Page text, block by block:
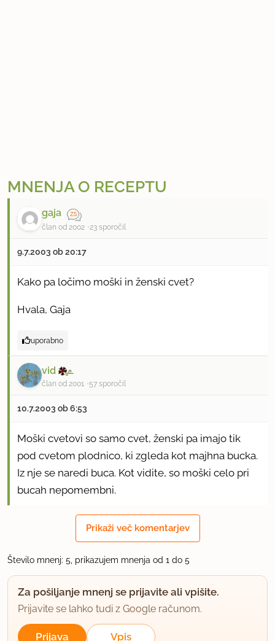
MNENJA O RECEPTU
gaja
član od 2002 23 sporočil
9.7.2003 ob 20:17
Kako pa ločimo moški in ženski cvet?
Hvala, Gaja
uporabno
vid
član od 2001 57 sporočil
10.7.2003 ob 6:53
Moški cvetovi so samo cvet, ženski pa imajo tik
pod cvetom plodnico, ki zgleda kot majhna bucka.
Iz nje se naredi buca. Kot vidite, so moški celo pri
bucah nepomembni.
član od 2007 360 sporočil
13.9.2007 ob 8:52
nepomembni. V resnici vas imamo (vsaka svojga)
Prikaži več komentarjev
Število mnenj: 5, prikazujem mnenja od 1 do 5
Za pošiljanje mnenj se prijavite ali vpišite.
Prijavite se lahko tudi z Google računom.
Prijava Vpis